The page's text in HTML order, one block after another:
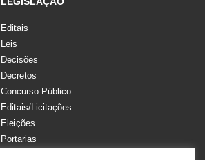
Editais
Leis
Decisões
Decretos
Concurso Público
Editais/Licitações
Eleições
Portarias